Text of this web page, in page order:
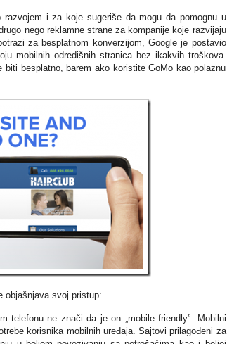
i za koje sugeriše da mogu da pomognu u
nego reklamne strane za kompanije koje razvijaju
za besplatnom konverzijom, Google je postavio
mobilnih odredišnih stranica bez ikakvih troškova.
besplatno, barem ako koristite GoMo kao polaznu
objašnjava svoj pristup:
ne znači da je on „mobile friendly”. Mobilni
korisnika mobilnih uređaja. Sajtovi prilagođeni za